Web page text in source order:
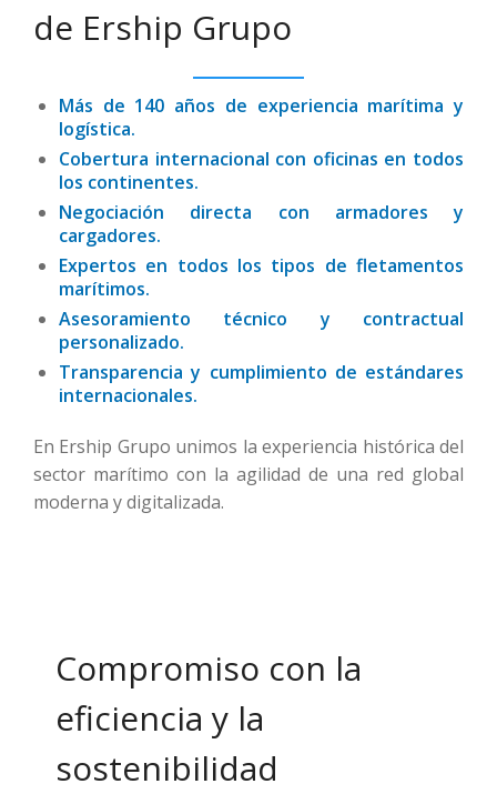
de Ership Grupo
Más de 140 años de experiencia marítima y
logística.
Cobertura internacional con oficinas en todos
los continentes.
Negociación directa con armadores y
cargadores.
Expertos en todos los tipos de fletamentos
marítimos.
Asesoramiento técnico y contractual
personalizado.
Transparencia y cumplimiento de estándares
internacionales.
En Ership Grupo unimos la experiencia histórica del
sector marítimo con la agilidad de una red global
moderna y digitalizada.
Compromiso con la
eficiencia y la
sostenibilidad